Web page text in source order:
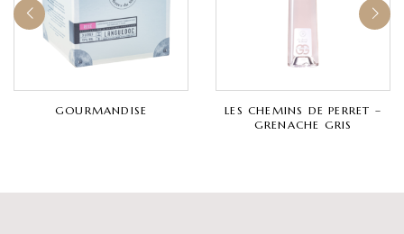
GOURMANDISE
LES CHEMINS DE PERRET –
GRENACHE GRIS